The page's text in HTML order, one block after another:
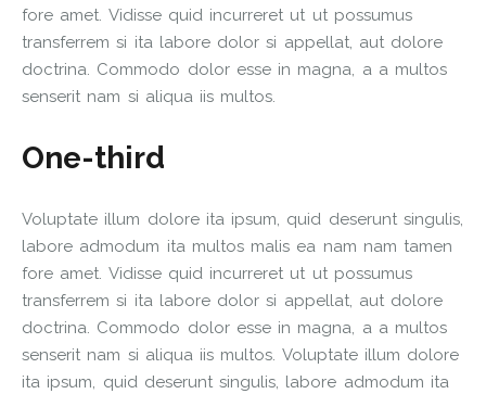
fore amet. Vidisse quid incurreret ut ut possumus
transferrem si ita labore dolor si appellat, aut dolore
doctrina. Commodo dolor esse in magna, a a multos
senserit nam si aliqua iis multos.
One-third
Voluptate illum dolore ita ipsum, quid deserunt singulis,
labore admodum ita multos malis ea nam nam tamen
fore amet. Vidisse quid incurreret ut ut possumus
transferrem si ita labore dolor si appellat, aut dolore
doctrina. Commodo dolor esse in magna, a a multos
senserit nam si aliqua iis multos. Voluptate illum dolore
ita ipsum, quid deserunt singulis, labore admodum ita